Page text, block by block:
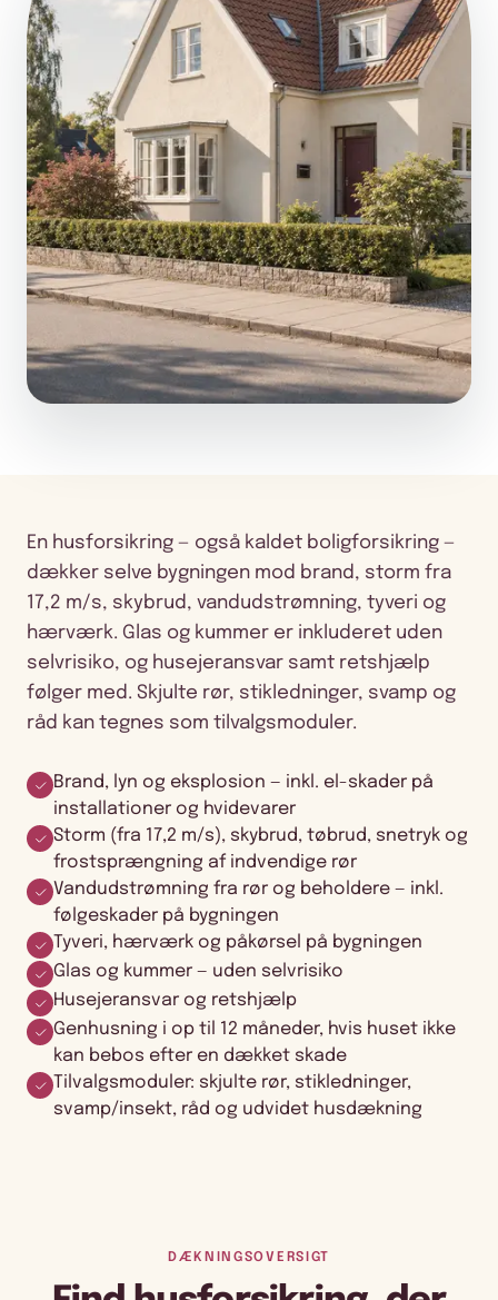
En husforsikring — også kaldet boligforsikring —
dækker selve bygningen mod brand, storm fra
17,2 m/s, skybrud, vandudstrømning, tyveri og
hærværk. Glas og kummer er inkluderet uden
selvrisiko, og husejeransvar samt retshjælp
følger med. Skjulte rør, stikledninger, svamp og
råd kan tegnes som tilvalgsmoduler.
Brand, lyn og eksplosion — inkl. el-skader på
installationer og hvidevarer
Storm (fra 17,2 m/s), skybrud, tøbrud, snetryk og
frostsprængning af indvendige rør
Vandudstrømning fra rør og beholdere — inkl.
følgeskader på bygningen
Tyveri, hærværk og påkørsel på bygningen
Glas og kummer — uden selvrisiko
Husejeransvar og retshjælp
Genhusning i op til 12 måneder, hvis huset ikke
kan bebos efter en dækket skade
Tilvalgsmoduler: skjulte rør, stikledninger,
svamp/insekt, råd og udvidet husdækning
DÆKNINGSOVERSIGT